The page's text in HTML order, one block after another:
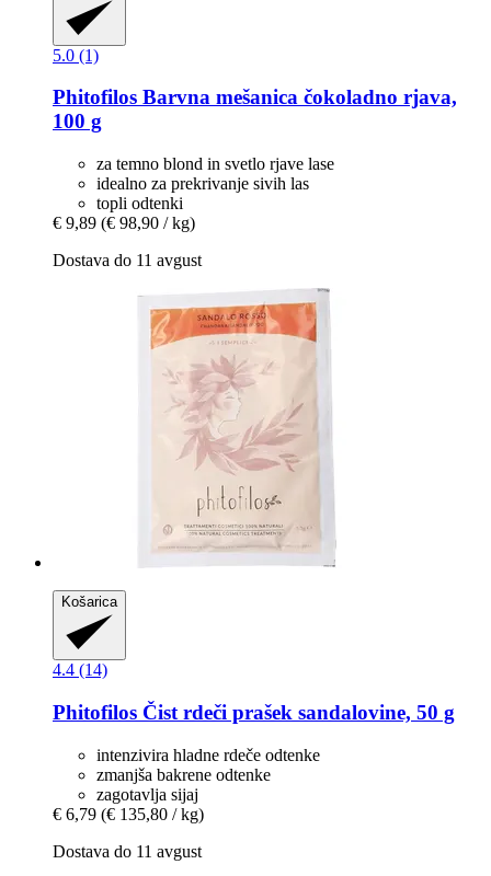
5.0 (1)
Phitofilos Barvna mešanica čokoladno rjava,
100 g
za temno blond in svetlo rjave lase
idealno za prekrivanje sivih las
topli odtenki
€ 9,89 (€ 98,90 / kg)
Dostava do 11 avgust
Košarica
4.4 (14)
Phitofilos Čist rdeči prašek sandalovine, 50 g
intenzivira hladne rdeče odtenke
zmanjša bakrene odtenke
zagotavlja sijaj
€ 6,79 (€ 135,80 / kg)
Dostava do 11 avgust